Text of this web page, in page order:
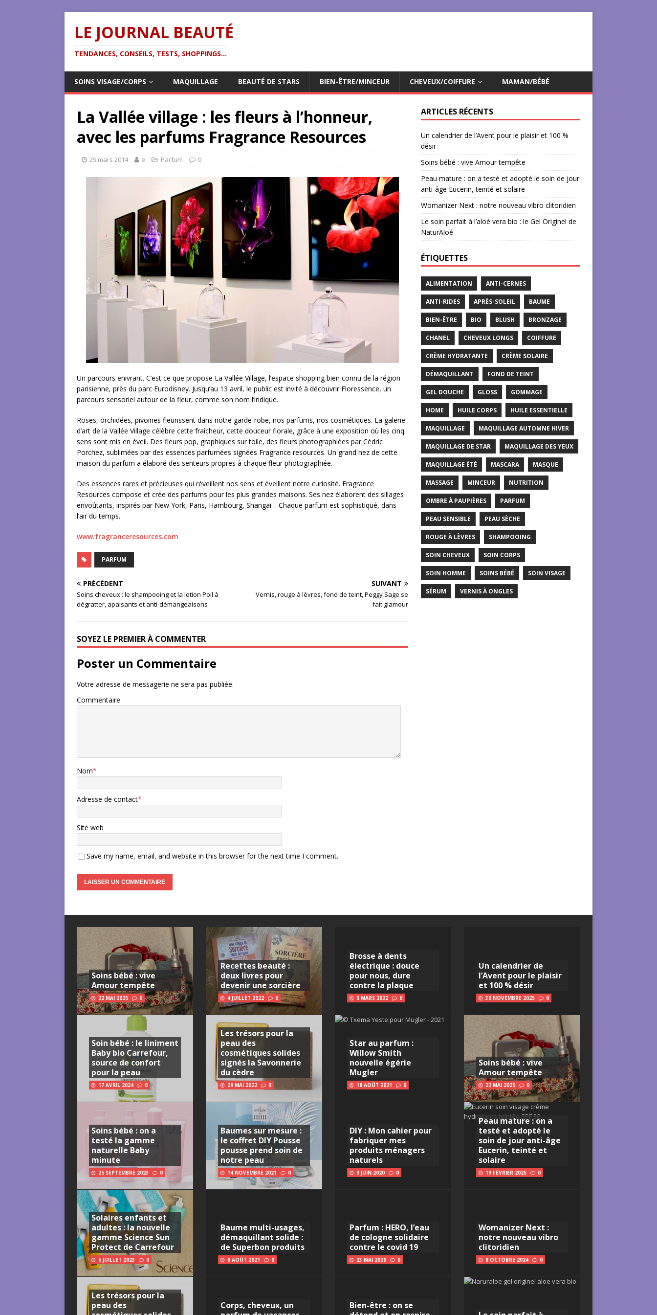
LE JOURNAL BEAUTÉ
TENDANCES, CONSEILS, TESTS, SHOPPINGS...
SOINS VISAGE/CORPS MAQUILLAGE BEAUTÉ DE STARS BIEN-ÊTRE/MINCEUR CHEVEUX/COIFFURE MAMAN/BÉBÉ
La Vallée village : les fleurs à l’honneur,
avec les parfums Fragrance Resources
25 mars 2014 e Parfum 0
Un parcours enivrant. C’est ce que propose La Vallée Village, l’espace shopping bien connu de la région
parisienne, près du parc Eurodisney. Jusqu’au 13 avril, le public est invité à découvrir Floressence, un
parcours sensoriel autour de la fleur, comme son nom l’indique.
Roses, orchidées, pivoines fleurissent dans notre garde-robe, nos parfums, nos cosmétiques. La galerie
d’art de la Vallée Village célèbre cette fraîcheur, cette douceur florale, grâce à une exposition où les cinq
sens sont mis en éveil. Des fleurs pop, graphiques sur toile, des fleurs photographiées par Cédric
Porchez, sublimées par des essences parfumées signées Fragrance resources. Un grand nez de cette
maison du parfum a élaboré des senteurs propres à chaque fleur photographiée.
Des essences rares et précieuses qui réveillent nos sens et éveillent notre curiosité. Fragrance
Resources compose et crée des parfums pour les plus grandes maisons. Ses nez élaborent des sillages
envoûtants, inspirés par New York, Paris, Hambourg, Shangai… Chaque parfum est sophistiqué, dans
l’air du temps.
www.fragranceresources.com
PARFUM
PRÉCÉDENT
Soins cheveux : le shampooing et la lotion Poil à
dégratter, apaisants et anti-démangeaisons
SUIVANT
Vernis, rouge à lèvres, fond de teint, Peggy Sage se
fait glamour
SOYEZ LE PREMIER À COMMENTER
Poster un Commentaire
Votre adresse de messagerie ne sera pas publiée.
Commentaire
Nom*
Adresse de contact*
Site web
Save my name, email, and website in this browser for the next time I comment.
ARTICLES RÉCENTS
Un calendrier de l’Avent pour le plaisir et 100 %
désir
Soins bébé : vive Amour tempête
Peau mature : on a testé et adopté le soin de jour
anti-âge Eucerin, teinté et solaire
Womanizer Next : notre nouveau vibro clitoridien
Le soin parfait à l’aloé vera bio : le Gel Originel de
NaturAloé
ÉTIQUETTES
ALIMENTATION ANTI-CERNES
ANTI-RIDES APRÈS-SOLEIL BAUME
BIEN-ÊTRE BIO BLUSH BRONZAGE
CHANEL CHEVEUX LONGS COIFFURE
CRÈME HYDRATANTE CRÈME SOLAIRE
DÉMAQUILLANT FOND DE TEINT
GEL DOUCHE GLOSS GOMMAGE
HOME HUILE CORPS HUILE ESSENTIELLE
MAQUILLAGE MAQUILLAGE AUTOMNE HIVER
MAQUILLAGE DE STAR MAQUILLAGE DES YEUX
MAQUILLAGE ÉTÉ MASCARA MASQUE
MASSAGE MINCEUR NUTRITION
OMBRE À PAUPIÈRES PARFUM
PEAU SENSIBLE PEAU SÈCHE
ROUGE À LÈVRES SHAMPOOING
SOIN CHEVEUX SOIN CORPS
SOIN HOMME SOINS BÉBÉ SOIN VISAGE
SÉRUM VERNIS À ONGLES
Soins bébé : vive
Amour tempête
22 MAI 2025 0
Soin bébé : le liniment
Baby bio Carrefour,
source de confort
pour la peau
17 AVRIL 2024 0
Soins bébé : on a
testé la gamme
naturelle Baby
minute
25 SEPTEMBRE 2023 0
Solaires enfants et
adultes : la nouvelle
gamme Science Sun
Protect de Carrefour
5 JUILLET 2023 0
Les trésors pour la
peau des
Recettes beauté :
deux livres pour
devenir une sorcière
4 JUILLET 2022 0
Les trésors pour la
peau des
cosmétiques solides
signés la Savonnerie
du cèdre
29 MAI 2022 0
Baumes sur mesure :
le coffret DIY Pousse
pousse prend soin de
notre peau
14 NOVEMBRE 2021 0
Baume multi-usages,
démaquillant solide :
de Superbon produits
6 AOÛT 2021 0
Corps, cheveux, un
Brosse à dents
électrique : douce
pour nous, dure
contre la plaque
5 MARS 2022 0
Star au parfum :
Willow Smith
nouvelle égérie
Mugler
18 AOÛT 2021 0
DIY : Mon cahier pour
fabriquer mes
produits ménagers
naturels
9 JUIN 2020 0
Parfum : HERO, l’eau
de cologne solidaire
contre le covid 19
23 MAI 2020 0
Bien-être : on se
Un calendrier de
l’Avent pour le plaisir
et 100 % désir
30 NOVEMBRE 2025 0
Soins bébé : vive
Amour tempête
22 MAI 2025 0
Peau mature : on a
testé et adopté le
soin de jour anti-âge
Eucerin, teinté et
solaire
19 FÉVRIER 2025 0
Womanizer Next :
notre nouveau vibro
clitoridien
8 OCTOBRE 2024 0